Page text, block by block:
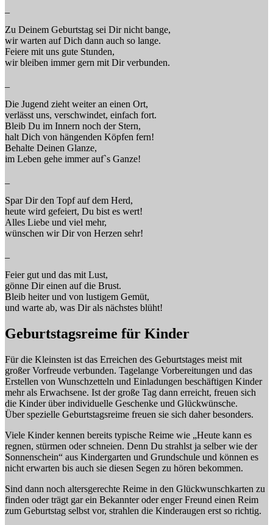
Zu Deinem Geburtstag sei Dir nicht bange,
wir warten auf Dich dann auch so lange.
Feiere mit uns gute Stunden,
wir bleiben immer gern mit Dir verbunden.
Die Jugend zieht weiter an einen Ort,
verlässt uns, verschwindet, einfach fort.
Bleib Du im Innern noch der Stern,
halt Dich von hängenden Köpfen fern!
Behalte Deinen Glanze,
im Leben gehe immer auf`s Ganze!
Spar Dir den Topf auf dem Herd,
heute wird gefeiert, Du bist es wert!
Alles Liebe und viel mehr,
wünschen wir Dir von Herzen sehr!
Feier gut und das mit Lust,
gönne Dir einen auf die Brust.
Bleib heiter und von lustigem Gemüt,
und warte ab, was Dir als nächstes blüht!
Geburtstagsreime für Kinder
Für die Kleinsten ist das Erreichen des Geburtstages meist mit
großer Vorfreude verbunden. Tagelange Vorbereitungen und das
Erstellen von Wunschzetteln und Einladungen beschäftigen Kinder
mehr als Erwachsene. Ist der große Tag dann erreicht, freuen sich
die Kinder über individuelle Geschenke und Glückwünsche.
Über spezielle Geburtstagsreime freuen sie sich daher besonders.
Viele Kinder kennen bereits typische Reime wie „Heute kann es
regnen, stürmen oder schneien. Denn Du strahlst ja selber wie der
Sonnenschein“ aus Kindergarten und Grundschule und können es
nicht erwarten bis auch sie diesen Segen zu hören bekommen.
Sind dann noch altersgerechte Reime in den Glückwunschkarten zu
finden oder trägt gar ein Bekannter oder enger Freund einen Reim
zum Geburtstag selbst vor, strahlen die Kinderaugen erst so richtig.